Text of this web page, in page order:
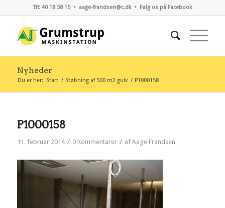
Tlf: 40 18 58 15 • aage-frandsen@c.dk• Følg os på Facebook
Nyheder
Du er her: Start / Støbning af 500 m2 gulv / P1000158
P1000158
11. februar 2014 / 0 Kommentarer / af Aage Frandsen